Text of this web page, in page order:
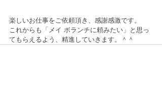
楽しいお仕事をご依頼頂き、感謝感激です。
これからも「メイ ボランチに頼みたい」と思っ
てもらえるよう、精進していきます。＾＾